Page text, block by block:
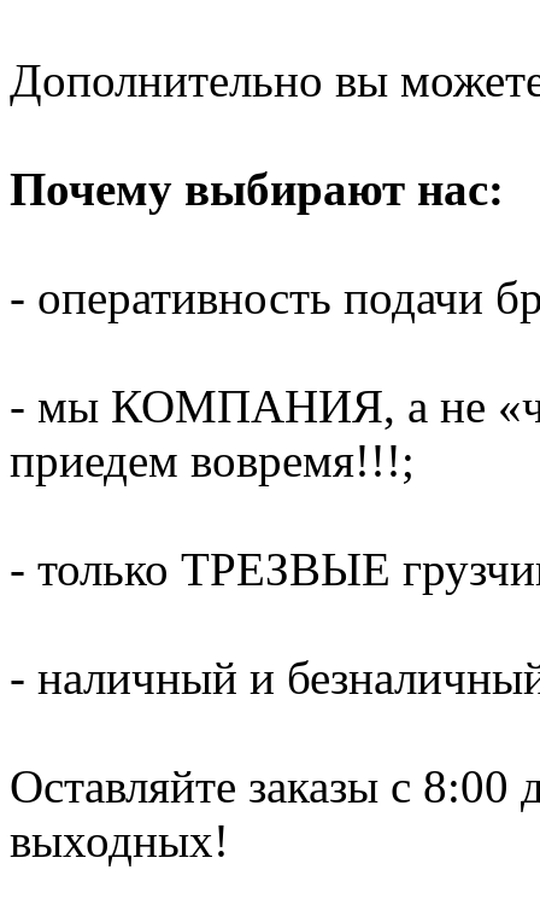
Дополнительно вы можете
Почему выбирают нас:
- оперативность подачи
- мы КОМПАНИЯ, а не
приедем вовремя!!!;
- только ТРЕЗВЫЕ
- наличный и
Оставляйте заказы с
выходных!